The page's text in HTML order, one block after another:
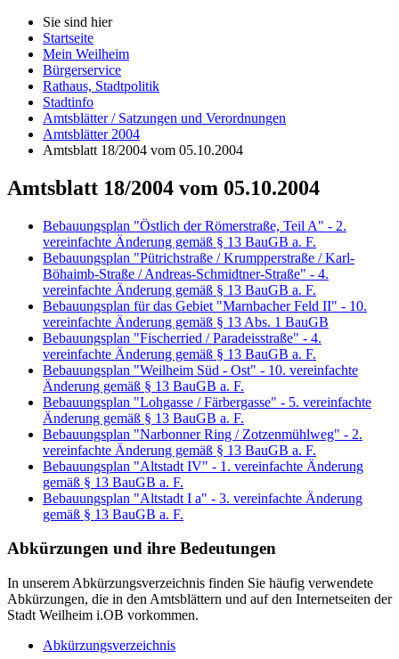
Sie sind hier
Startseite
Mein Weilheim
Bürgerservice
Rathaus, Stadtpolitik
Stadtinfo
Amtsblätter / Satzungen und Verordnungen
Amtsblätter 2004
Amtsblatt 18/2004 vom 05.10.2004
Amtsblatt 18/2004 vom 05.10.2004
Bebauungsplan "Östlich der Römerstraße, Teil A" - 2.
vereinfachte Änderung gemäß § 13 BauGB a. F.
Bebauungsplan "Pütrichstraße / Krumpperstraße / Karl-
Böhaimb-Straße / Andreas-Schmidtner-Straße" - 4.
vereinfachte Änderung gemäß § 13 BauGB a. F.
Bebauungsplan für das Gebiet "Marnbacher Feld II" - 10.
vereinfachte Änderung gemäß § 13 Abs. 1 BauGB
Bebauungsplan "Fischerried / Paradeisstraße" - 4.
vereinfachte Änderung gemäß § 13 BauGB a. F.
Bebauungsplan "Weilheim Süd - Ost" - 10. vereinfachte
Änderung gemäß § 13 BauGB a. F.
Bebauungsplan "Lohgasse / Färbergasse" - 5. vereinfachte
Änderung gemäß § 13 BauGB a. F.
Bebauungsplan "Narbonner Ring / Zotzenmühlweg" - 2.
vereinfachte Änderung gemäß § 13 BauGB a. F.
Bebauungsplan "Altstadt IV" - 1. vereinfachte Änderung
gemäß § 13 BauGB a. F.
Bebauungsplan "Altstadt I a" - 3. vereinfachte Änderung
gemäß § 13 BauGB a. F.
Abkürzungen und ihre Bedeutungen
In unserem Abkürzungsverzeichnis finden Sie häufig verwendete
Abkürzungen, die in den Amtsblättern und auf den Internetseiten der
Stadt Weilheim i.OB vorkommen.
Abkürzungsverzeichnis